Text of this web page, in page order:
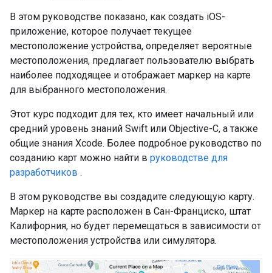
В этом руководстве показано, как создать iOS-
приложение, которое получает текущее
местоположение устройства, определяет вероятные
местоположения, предлагает пользователю выбрать
наиболее подходящее и отображает маркер на карте
для выбранного местоположения.
Этот курс подходит для тех, кто имеет начальный или
средний уровень знаний Swift или Objective-C, а также
общие знания Xcode. Более подробное руководство по
созданию карт можно найти в руководстве для
разработчиков .
В этом руководстве вы создадите следующую карту.
Маркер на карте расположен в Сан-Франциско, штат
Калифорния, но будет перемещаться в зависимости от
местоположения устройства или симулятора.